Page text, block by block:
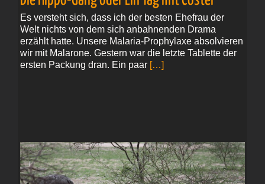
Es versteht sich, dass ich der besten Ehefrau der
Welt nichts von dem sich anbahnenden Drama
erzählt hatte. Unsere Malaria-Prophylaxe absolvieren
wir mit Malarone. Gestern war die letzte Tablette der
ersten Packung dran. Ein paar[…]